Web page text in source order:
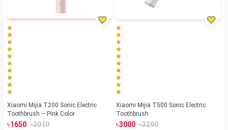
Xiaomi Mijia T200 Sonic Electric
Toothbrush – Pink Color
৳1650 ৳3010
Xiaomi Mijia T500 Sonic Electric
Toothbrush
৳3000 ৳3290